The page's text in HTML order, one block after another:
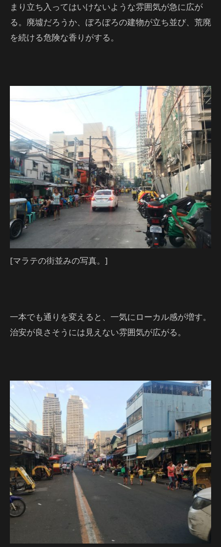
まり立ち入ってはいけないような雰囲気が急に広が
る。廃墟だろうか、ぼろぼろの建物が立ち並び、荒廃
を続ける危険な香りがする。
[マラテの街並みの写真。]
一本でも通りを変えると、一気にローカル感が増す。
治安が良さそうには見えない雰囲気が広がる。